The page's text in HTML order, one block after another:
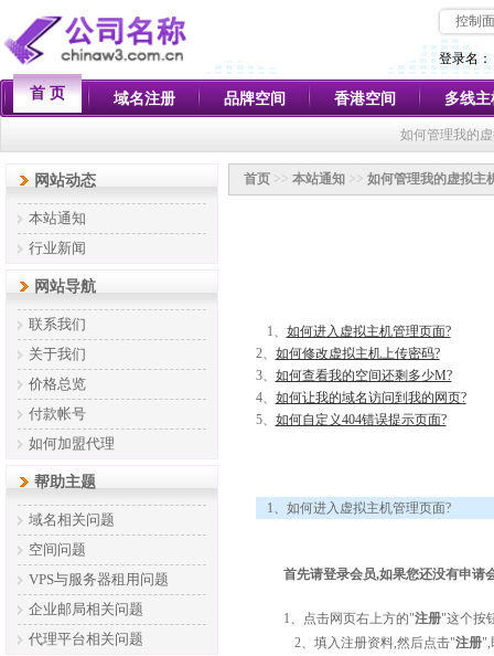
控制
登录名：
首 页 域名注册 品牌空间 香港空间 多线主
如何管理我的
网站动态
本站通知
行业新闻
网站导航
联系我们
关于我们
价格总览
付款帐号
如何加盟代理
帮助主题
域名相关问题
空间问题
VPS与服务器租用问题
企业邮局相关问题
代理平台相关问题
首页 >> 本站通知 >> 如何管理我的虚拟主
1、 如何进入虚拟主机管理页面?
2、 如何修改虚拟主机上传密码?
3、 如何查看我的空间还剩多少M?
4、 如何让我的域名访问到我的网页?
5、 如何自定义404错误提示页面?
1、如何进入虚拟主机管理页面?
首先请登录会员,如果您还没有申请
1、点击网页右上方的"注册"这个按
2、填入注册资料,然后点击"注册",